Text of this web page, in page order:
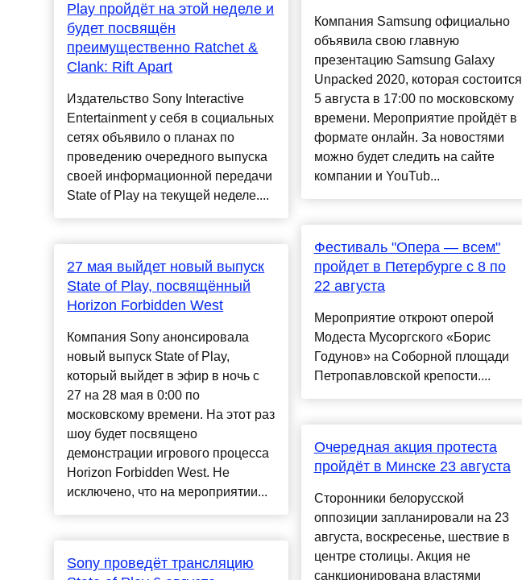
Play пройдёт на этой неделе и
будет посвящён
преимущественно Ratchet &
Clank: Rift Apart
Издательство Sony Interactive
Entertainment у себя в социальных
сетях объявило о планах по
проведению очередного выпуска
своей информационной передачи
State of Play на текущей неделе....
27 мая выйдет новый выпуск
State of Play, посвящённый
Horizon Forbidden West
Компания Sony анонсировала
новый выпуск State of Play,
который выйдет в эфир в ночь с
27 на 28 мая в 0:00 по
московскому времени. На этот раз
шоу будет посвящено
демонстрации игрового процесса
Horizon Forbidden West. Не
исключено, что на мероприятии...
Sony проведёт трансляцию
Компания Samsung официально
объявила свою главную
презентацию Samsung Galaxy
Unpacked 2020, которая состоится
5 августа в 17:00 по московскому
времени. Мероприятие пройдёт в
формате онлайн. За новостями
можно будет следить на сайте
компании и YouTub...
Фестиваль "Опера — всем"
пройдет в Петербурге с 8 по
22 августа
Мероприятие откроют оперой
Модеста Мусоргского «Борис
Годунов» на Соборной площади
Петропавловской крепости....
Очередная акция протеста
пройдёт в Минске 23 августа
Сторонники белорусской
оппозиции запланировали на 23
августа, воскресенье, шествие в
центре столицы. Акция не
санкционирована властями